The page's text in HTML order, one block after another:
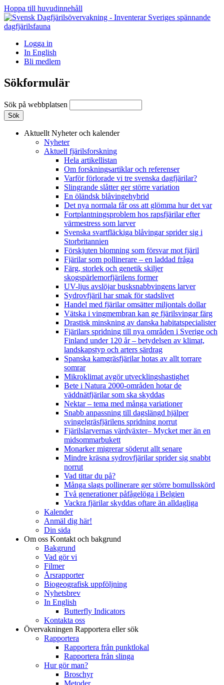
Hoppa till huvudinnehåll
Logga in
In English
Bli medlem
Sökformulär
Sök på webbplatsen
Aktuellt Nyheter och kalender
Nyheter
Aktuell fjärilsforskning
Hela artikellistan
Om forskningsartiklar och referenser
Varför förlorade vi tre svenska dagfjärilar?
Slingrande slåtter ger större variation
En öländsk blåvingehybrid
Det nya normala får oss att glömma hur det var
Fortplantningsproblem hos rapsfjärilar efter
värmestress som larver
Svenska svartfläckiga blåvingar sprider sig i
Storbritannien
Förskjuten blomning som försvar mot fjäril
Fjärilar som pollinerare – en laddad fråga
Färg, storlek och genetik skiljer
skogspärlemorfjärilens former
UV-ljus avslöjar busksnabbvingens larver
Sydrovfjäril har smak för stadslivet
Handel med fjärilar omsätter miljontals dollar
Vätska i vingmembran kan ge fjärilsvingar färg
Drastisk minskning av danska habitatspecialister
Fjärilars spridning till nya områden i Sverige och
Finland under 120 år– betydelsen av klimat,
landskapstyp och arters särdrag
Spanska kamgräsfjärilar hotas av allt torrare
somrar
Mikroklimat avgör utvecklingshastighet
Bete i Natura 2000-områden hotar de
väddnätfjärilar som ska skyddas
Nektar – tema med många variationer
Snabb anpassning till dagslängd hjälper
svingelgräsfjärilens spridning norrut
Fjärilslarvernas värdväxter– Mycket mer än en
midsommarbukett
Monarker migrerar söderut allt senare
Mindre kräsna sydrovfjärilar sprider sig snabbt
norrut
Vad tittar du på?
Många slags pollinerare ger större bomullsskörd
Två generationer påfågelöga i Belgien
Vackra fjärilar skyddas oftare än alldagliga
Kalender
Anmäl dig här!
Din sida
Om oss Kontakt och bakgrund
Bakgrund
Vad gör vi
Filmer
Årsrapporter
Biogeografisk uppföljning
Nyhetsbrev
In English
Butterfly Indicators
Kontakta oss
Övervakningen Rapportera eller sök
Rapportera
Rapportera från punktlokal
Rapportera från slinga
Hur gör man?
Broschyr
Metoder